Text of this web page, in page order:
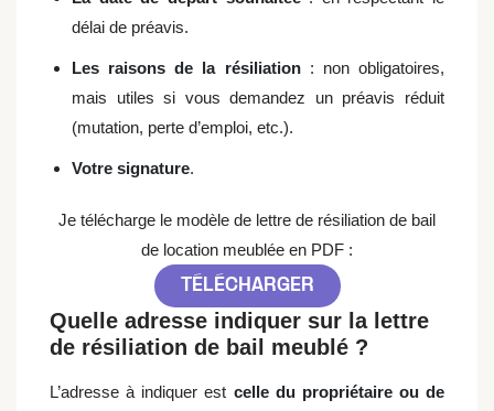
délai de préavis.
Les raisons de la résiliation: non obligatoires,
mais utiles si vous demandez un préavis réduit
(mutation, perte d’emploi, etc.).
Votre signature.
Je télécharge le modèle de lettre de résiliation de bail
de location meublée en PDF :
TÉLÉCHARGER
Quelle adresse indiquer sur la lettre
de résiliation de bail meublé ?
L’adresse à indiquer est celle du propriétaire ou de